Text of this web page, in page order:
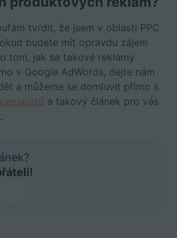
tvrdit, že jsem v oblasti PPC
budete mít opravdu zájem
tom, jak se takové reklamy
v Google AdWords, dejte nám
a můžeme se domluvit přímo s
a takový článek pro vás